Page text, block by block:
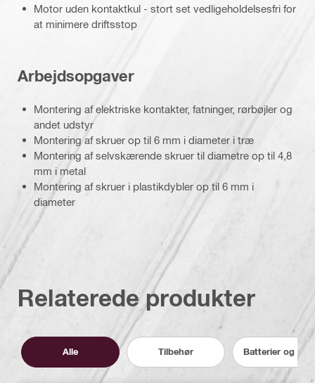
Motor uden kontaktkul - stort set vedligeholdelsesfri for
at minimere driftsstop
Arbejdsopgaver
Montering af elektriske kontakter, fatninger, rørbøjler og
andet udstyr
Montering af skruer op til 6 mm i diameter i træ
Montering af selvskærende skruer til diametre op til 4,8
mm i metal
Montering af skruer i plastikdybler op til 6 mm i
diameter
Relaterede produkter
Alle Tilbehør Batterier og